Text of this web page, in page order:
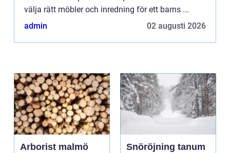
välja rätt möbler och inredning för ett barns ...
admin
02 augusti 2026
Arborist malmö
Snöröjning tanum